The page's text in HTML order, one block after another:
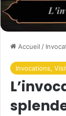
Accueil /
Invocations,